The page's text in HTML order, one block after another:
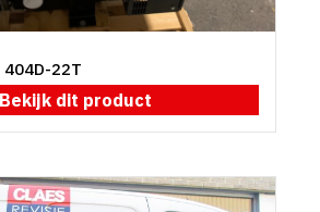
22T
Bekijk dit product